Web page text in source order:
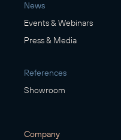
News
Events & Webinars
Press & Media
References
Showroom
Company